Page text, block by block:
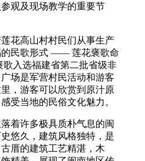
观及现场教学的重要节
莲花高山村村民们从事生产
的民歌形式 —— 莲花褒歌命
歌入选福建省第二批省级非
场是军营村民活动和游客
，游客可以欣赏到原汁原
受当地的民俗文化魅力。
落着许多极具质朴气息的闽
悠久，建筑风格独特，是
厝的建筑工艺精湛，木